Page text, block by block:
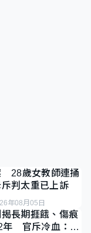
28歲女教師連捅
判太重已上訴
年08月05日
長期捱餓、傷痕
官斥冷血：同